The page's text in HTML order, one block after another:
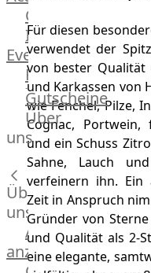
OTTO@Home
Individuelle
Events
Partner
Kalender
Gästehaus
Villa
Glanzstoff
Gutscheine
Über
uns
Über
uns
Alle
anzeigen
Für diesen
verwendet der
von bester
und Karkassen von
wie Fenchel, Pilze,
Cognac, Portwein,
und ein Schuss
Sahne, Lauch
verfeinern ihn. Ein
Zeit in Anspruch
Gründer von
und Qualität als 2-
eine elegante,